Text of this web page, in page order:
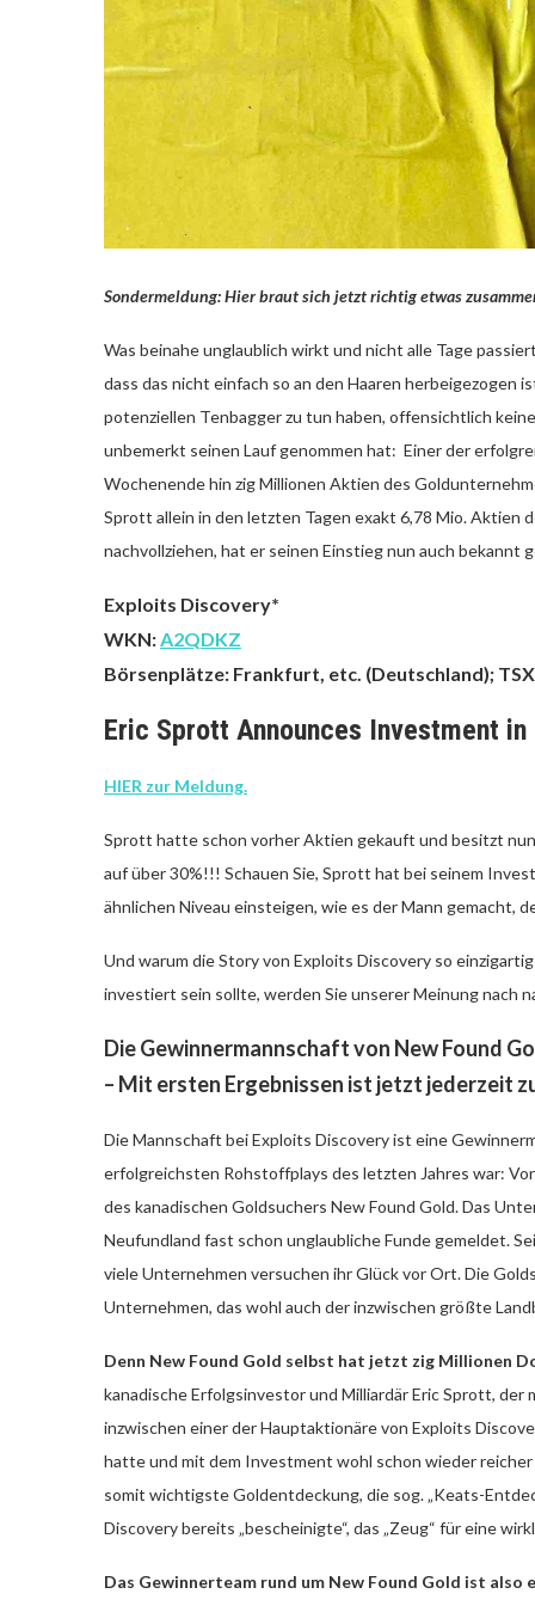
Sondermeldung: Hier braut sich jetzt richtig etwas
Was beinahe unglaublich wirkt und nicht alle Tage
dass das nicht einfach so an den Haaren herbeigezogen
potenziellen Tenbagger zu tun haben, offensichtlich
unbemerkt seinen Lauf genommen hat: Einer der
Wochenende hin zig Millionen Aktien des
Sprott allein in den letzten Tagen exakt 6,78 Mio. Aktien
nachvollziehen, hat er seinen Einstieg nun auch bekannt
Exploits Discovery*
WKN: A2QDKZ
Börsenplätze: Frankfurt, etc. (Deutschland);
Eric Sprott Announces Investment
HIER zur Meldung.
Sprott hatte schon vorher Aktien gekauft und besitzt
auf über 30%!!! Schauen Sie, Sprott hat bei seinem
ähnlichen Niveau einsteigen, wie es der Mann gemacht,
Und warum die Story von Exploits Discovery so
investiert sein sollte, werden Sie unserer Meinung nach
Die Gewinnermannschaft von New Found
– Mit ersten Ergebnissen ist jetzt jederzeit
Die Mannschaft bei Exploits Discovery ist eine
erfolgreichsten Rohstoffplays des letzten Jahres war:
des kanadischen Goldsuchers New Found Gold. Das
Neufundland fast schon unglaubliche Funde gemeldet.
viele Unternehmen versuchen ihr Glück vor Ort. Die
Unternehmen, das wohl auch der inzwischen größte
Denn New Found Gold selbst hat jetzt zig Millionen
kanadische Erfolgsinvestor und Milliardär Eric Sprott,
inzwischen einer der Hauptaktionäre von Exploits
hatte und mit dem Investment wohl schon wieder
somit wichtigste Goldentdeckung, die sog. „Keats-
Discovery bereits „bescheinigte“, das „Zeug“ für eine
Das Gewinnerteam rund um New Found Gold ist